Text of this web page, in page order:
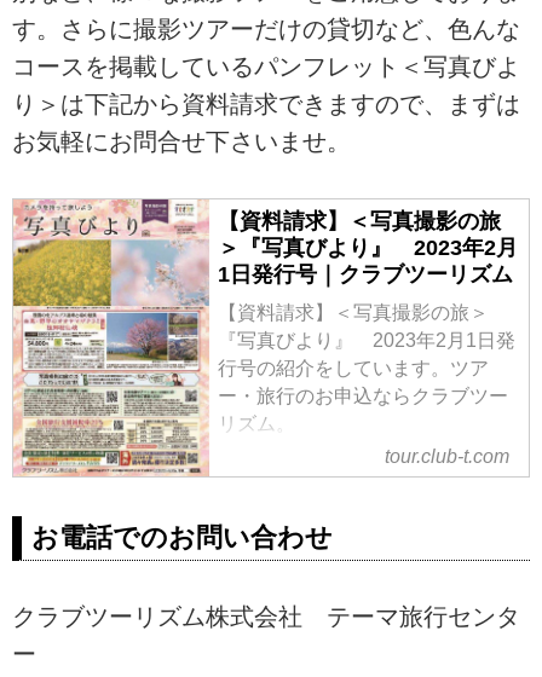
す。さらに撮影ツアーだけの貸切など、色んな
コースを掲載しているパンフレット＜写真びよ
り＞は下記から資料請求できますので、まずは
お気軽にお問合せ下さいませ。
【資料請求】＜写真撮影の旅
＞『写真びより』 2023年2月
1日発行号｜クラブツーリズム
【資料請求】＜写真撮影の旅＞
『写真びより』 2023年2月1日発
行号の紹介をしています。ツア
ー・旅行のお申込ならクラブツー
リズム。
tour.club-t.com
お電話でのお問い合わせ
クラブツーリズム株式会社 テーマ旅行センタ
ー